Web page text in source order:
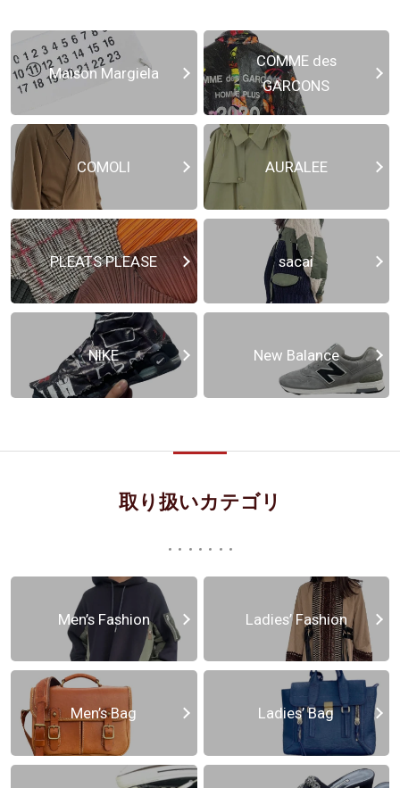
Maison Margiela
COMME des
GARCONS
COMOLI AURALEE
PLEATS PLEASE sacai
NIKE New Balance
取り扱いカテゴリ
Men’s Fashion Ladies’ Fashion
Men’s Bag Ladies’ Bag